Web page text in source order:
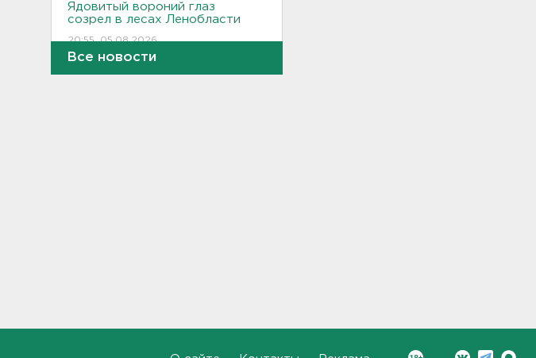
Ядовитый вороний глаз
созрел в лесах Ленобласти
20:55, 05.08.2026
В Росстате рассказали, как
дайвера продолжают искать
Все новости